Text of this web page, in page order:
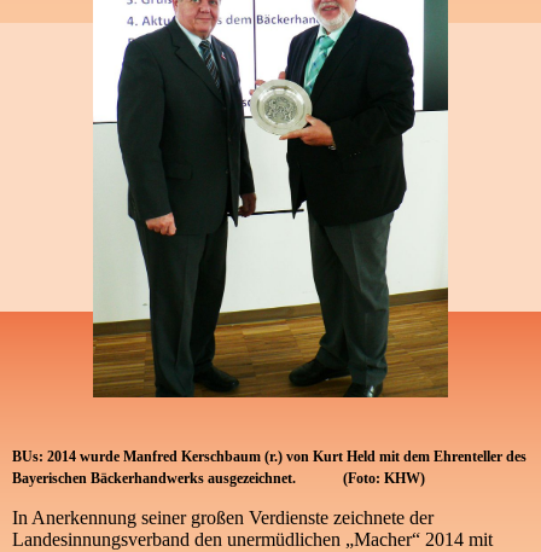
BUs: 2014 wurde Manfred Kerschbaum (r.) von Kurt Held mit dem Ehrenteller des
Bayerischen Bäckerhandwerks ausgezeichnet. (Foto: KHW)
In Anerkennung seiner großen Verdienste zeichnete der
Landesinnungsverband den unermüdlichen „Macher“ 2014 mit